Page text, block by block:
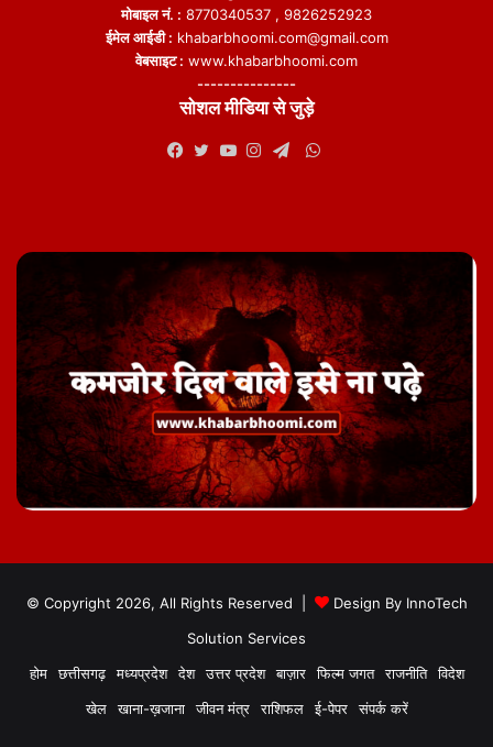
मोबाइल नं. : 8770340537 , 9826252923
ईमेल आईडी : khabarbhoomi.com@gmail.com
वेबसाइट : www.khabarbhoomi.com
---------------
सोशल मीडिया से जुड़े
WhatsApp
© Copyright 2026, All Rights Reserved | Design By InnoTech
Solution Services
होम
छत्तीसगढ़ मध्यप्रदेश देश उत्तर प्रदेश बाज़ार फिल्म जगत राजनीति
विदेश
खेल
खाना-ख़जाना जीवन मंत्र राशिफल ई-पेपर संपर्क करें